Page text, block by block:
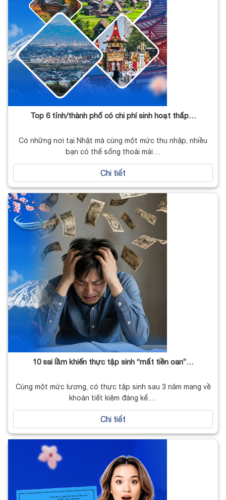
Top 6 tỉnh/thành phố có chi phí sinh hoạt thấp…
Có những nơi tại Nhật mà cùng một mức thu nhập, nhiều
bạn có thể sống thoải mái…
Chi tiết
10 sai lầm khiến thực tập sinh “mất tiền oan”…
Cùng một mức lương, có thực tập sinh sau 3 năm mang về
khoản tiết kiệm đáng kể.…
Chi tiết